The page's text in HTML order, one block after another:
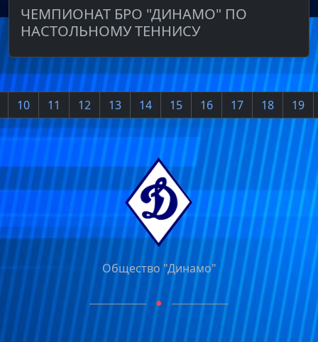
ЧЕМПИОНАТ БРО "ДИНАМО" ПО
НАСТОЛЬНОМУ ТЕННИСУ
10 11 12 13 14 15 16 17 18 19
Общество "Динамо"